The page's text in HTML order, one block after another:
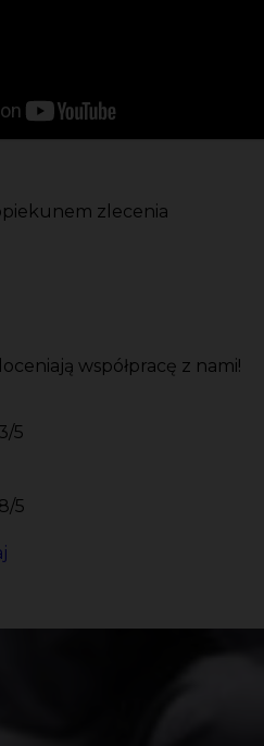
zlecenia
współpracę z nami!
5
5